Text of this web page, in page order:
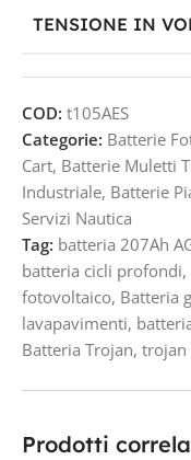
TENSIONE IN
COD: t105AES
Categorie: Batterie
Cart, Batterie Muletti
Industriale, Batterie
Servizi Nautica
Tag: batteria 207Ah
batteria cicli profondi,
fotovoltaico, Batteria
lavapavimenti,
Batteria Trojan, trojan
Prodotti